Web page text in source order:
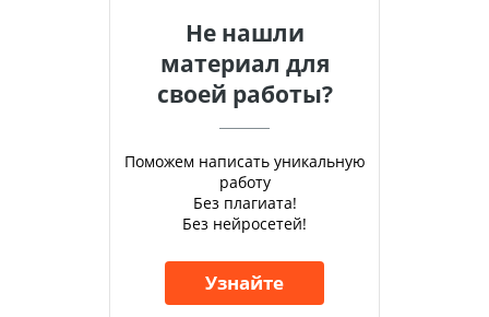
Не нашли
материал для
своей работы?
Поможем написать уникальную
работу
Без плагиата!
Без нейросетей!
Узнайте